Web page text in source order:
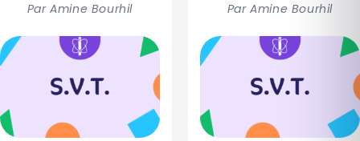
Par Amine Bourhil Par Amine Bourhil